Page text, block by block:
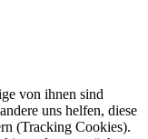
von ihnen sind
uns helfen, diese
(Tracking Cookies).